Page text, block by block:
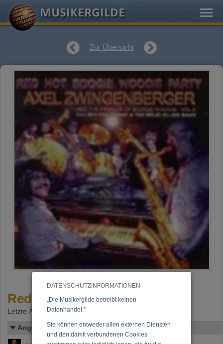
DATENSCHUTZINFORMATIONEN
„Die Musikergilde betreibt keinen
Datenhandel.”
Sie können entweder allen externen Diensten
und den damit verbundenen Cookies
Zur Übersicht
Red Hot Boogie Woogie Party
Letzte Änderung: 20.05.2000
Angelegt von